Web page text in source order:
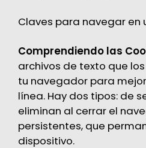
Claves para navegar en
Comprendiendo las
archivos de texto que
tu navegador para
línea. Hay dos tipos: de
eliminan al cerrar el
persistentes, que
dispositivo.